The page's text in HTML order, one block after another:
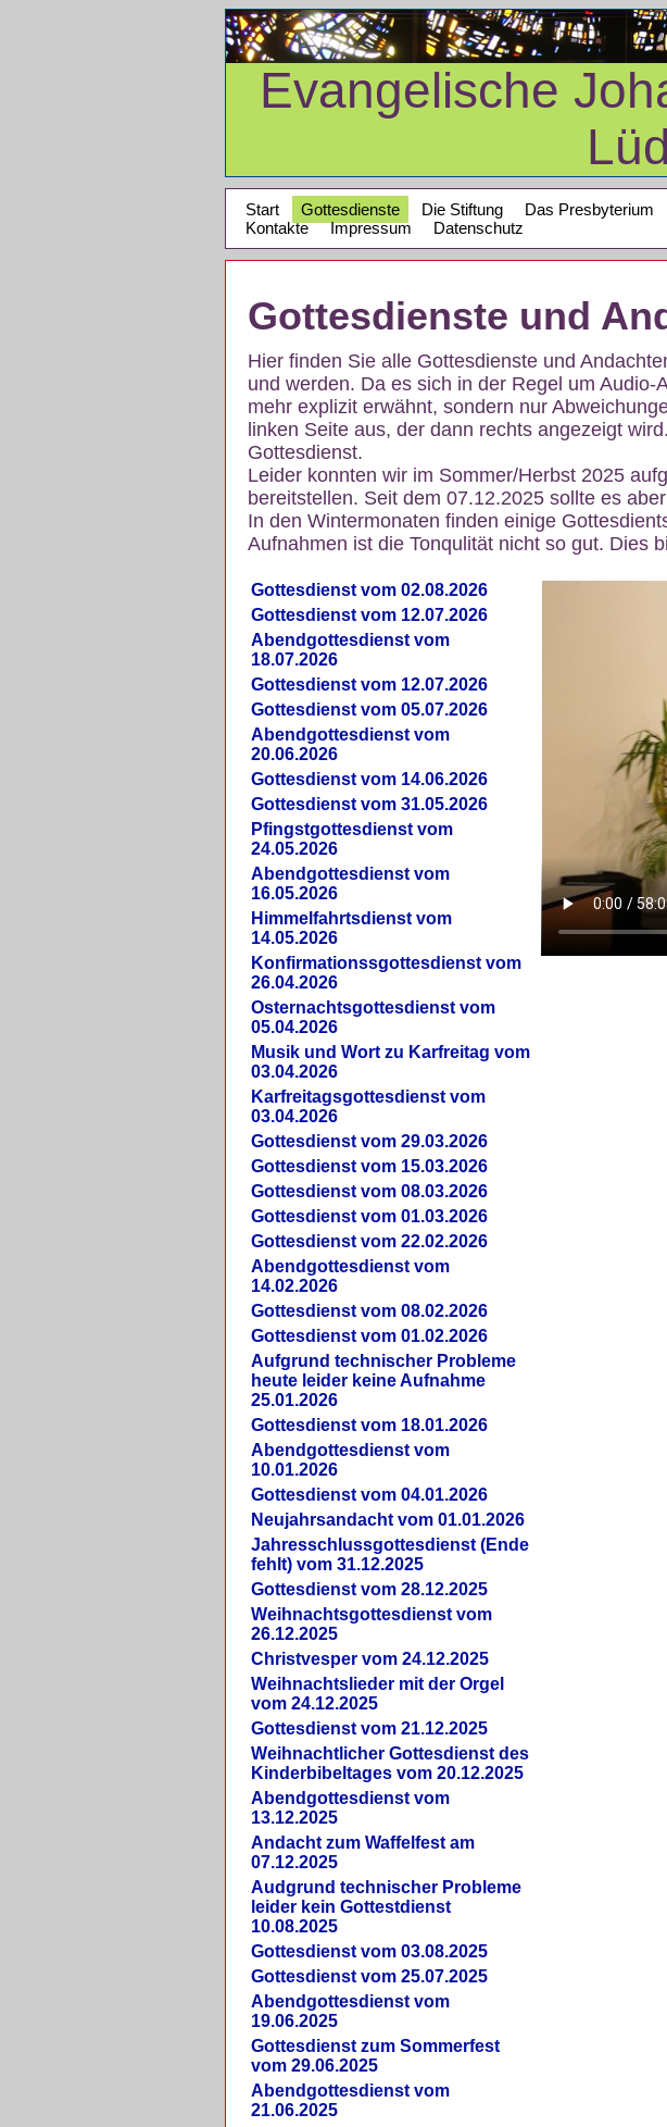
Evangelische
Start Gottesdienste Die Stiftung Das Presbyterium
Kontakte
Impressum Datenschutz
Gottesdienste und
Hier finden Sie alle Gottesdienste und
und werden. Da es sich in der Regel um
mehr explizit erwähnt, sondern nur
linken Seite aus, der dann rechts angezeigt
Gottesdienst.
Leider konnten wir im Sommer/Herbst 2025
bereitstellen. Seit dem 07.12.2025 sollte es
In den Wintermonaten finden einige
Aufnahmen ist die Tonqulität nicht so gut. Dies
Gottesdienst vom 02.08.2026
Gottesdienst vom 12.07.2026
Abendgottesdienst vom
18.07.2026
Gottesdienst vom 12.07.2026
Gottesdienst vom 05.07.2026
Abendgottesdienst vom
20.06.2026
Gottesdienst vom 14.06.2026
Gottesdienst vom 31.05.2026
Pfingstgottesdienst vom
24.05.2026
Abendgottesdienst vom
16.05.2026
Himmelfahrtsdienst vom
14.05.2026
Konfirmationssgottesdienst vom
26.04.2026
Osternachtsgottesdienst vom
05.04.2026
Musik und Wort zu Karfreitag vom
03.04.2026
Karfreitagsgottesdienst vom
03.04.2026
Gottesdienst vom 29.03.2026
Gottesdienst vom 15.03.2026
Gottesdienst vom 08.03.2026
Gottesdienst vom 01.03.2026
Gottesdienst vom 22.02.2026
Abendgottesdienst vom
14.02.2026
Gottesdienst vom 08.02.2026
Gottesdienst vom 01.02.2026
Aufgrund technischer Probleme
heute leider keine Aufnahme
25.01.2026
Gottesdienst vom 18.01.2026
Abendgottesdienst vom
10.01.2026
Gottesdienst vom 04.01.2026
Neujahrsandacht vom 01.01.2026
Jahresschlussgottesdienst (Ende
fehlt) vom 31.12.2025
Gottesdienst vom 28.12.2025
Weihnachtsgottesdienst vom
26.12.2025
Christvesper vom 24.12.2025
Weihnachtslieder mit der Orgel
vom 24.12.2025
Gottesdienst vom 21.12.2025
Weihnachtlicher Gottesdienst des
Kinderbibeltages vom 20.12.2025
Abendgottesdienst vom
13.12.2025
Andacht zum Waffelfest am
07.12.2025
Audgrund technischer Probleme
leider kein Gottestdienst
10.08.2025
Gottesdienst vom 03.08.2025
Gottesdienst vom 25.07.2025
Abendgottesdienst vom
19.06.2025
Gottesdienst zum Sommerfest
vom 29.06.2025
Abendgottesdienst vom
21.06.2025